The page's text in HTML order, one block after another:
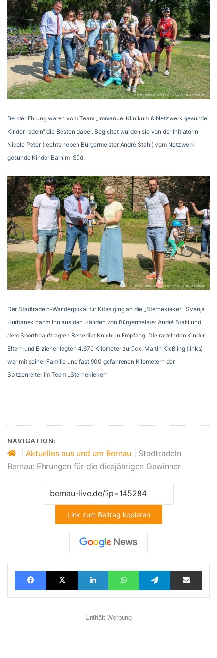
Bei der Ehrung waren vom Team „Immanuel Klinikum & Netzwerk gesunde
Kinder radeln“ die Besten dabei. Begleitet wurden sie von der Initiatorin
Nicole Peter (rechts neben Bürgermeister André Stahl) vom Netzwerk
gesunde Kinder Barnim-Süd.
Der Stadtradeln-Wanderpokal für Kitas ging an die „Sternekieker“. Svenja
Hurbanek nahm ihn aus den Händen von Bürgermeister André Stahl und
dem Sportbeauftragten Benedikt Kniehl in Empfang. Die radelnden Kinder,
Eltern und Erzieher legten 4.670 Kilometer zurück. Martin Kießling (links)
war mit seiner Familie und fast 900 gefahrenen Kilometern der
Spitzenreiter im Team „Sternekieker“.
NAVIGATION:
Aktuelles aus und um Bernau
Stadtradeln
Bernau: Ehrungen für die diesjährigen Gewinner
Link zum Beitrag kopieren
FacebookX LinkedInWhatsAppTelegramTeilen via E-Mail
Enthält Werbung